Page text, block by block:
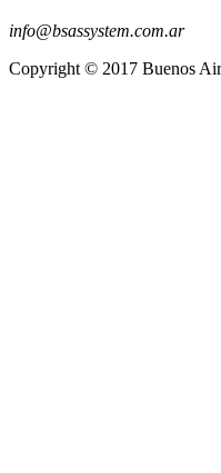
info@bsassystem.com.ar
Copyright © 2017 Buenos